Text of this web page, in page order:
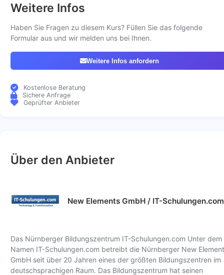
Weitere Infos
Haben Sie Fragen zu diesem Kurs? Füllen Sie das folgende
Formular aus und wir melden uns bei Ihnen.
Weitere Infos anfordern
Kostenlose Beratung
Sichere Anfrage
Geprüfter Anbieter
Über den Anbieter
New Elements GmbH / IT-Schulungen.com
Das Nürnberger Bildungszentrum IT-Schulungen.com Unter dem
Namen IT-Schulungen.com betreibt die Nürnberger New
GmbH seit über 20 Jahren eines der größten Bildungszentren im
deutschsprachigen Raum. Das Bildungszentrum hat seinen